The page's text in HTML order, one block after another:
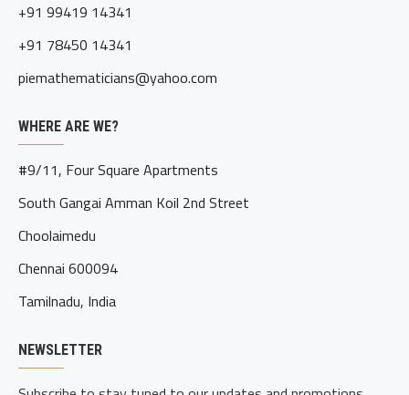
+91 99419 14341
+91 78450 14341
piemathematicians@yahoo.com
WHERE ARE WE?
#9/11, Four Square Apartments
South Gangai Amman Koil 2nd Street
Choolaimedu
Chennai 600094
Tamilnadu, India
NEWSLETTER